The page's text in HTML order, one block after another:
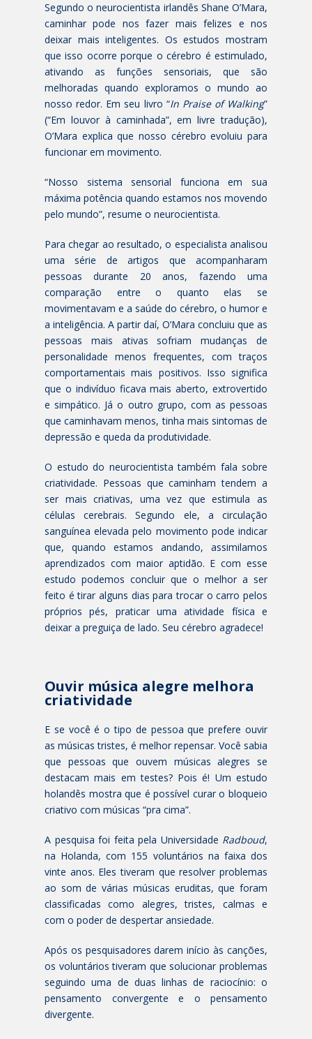
Segundo o neurocientista irlandês Shane O’Mara,
caminhar pode nos fazer mais felizes e nos
deixar mais inteligentes. Os estudos mostram
que isso ocorre porque o cérebro é estimulado,
ativando as funções sensoriais, que são
melhoradas quando exploramos o mundo ao
nosso redor. Em seu livro “In Praise of Walking”
(“Em louvor à caminhada”, em livre tradução),
O’Mara explica que nosso cérebro evoluiu para
funcionar em movimento.
“Nosso sistema sensorial funciona em sua
máxima potência quando estamos nos movendo
pelo mundo”, resume o neurocientista.
Para chegar ao resultado, o especialista analisou
uma série de artigos que acompanharam
pessoas durante 20 anos, fazendo uma
comparação entre o quanto elas se
movimentavam e a saúde do cérebro, o humor e
a inteligência. A partir daí, O’Mara concluiu que as
pessoas mais ativas sofriam mudanças de
personalidade menos frequentes, com traços
comportamentais mais positivos. Isso significa
que o indivíduo ficava mais aberto, extrovertido
e simpático. Já o outro grupo, com as pessoas
que caminhavam menos, tinha mais sintomas de
depressão e queda da produtividade.
O estudo do neurocientista também fala sobre
criatividade. Pessoas que caminham tendem a
ser mais criativas, uma vez que estimula as
células cerebrais. Segundo ele, a circulação
sanguínea elevada pelo movimento pode indicar
que, quando estamos andando, assimilamos
aprendizados com maior aptidão. E com esse
estudo podemos concluir que o melhor a ser
feito é tirar alguns dias para trocar o carro pelos
próprios pés, praticar uma atividade física e
deixar a preguiça de lado. Seu cérebro agradece!
Ouvir música alegre melhora
criatividade
E se você é o tipo de pessoa que prefere ouvir
as músicas tristes, é melhor repensar. Você sabia
que pessoas que ouvem músicas alegres se
destacam mais em testes? Pois é! Um estudo
holandês mostra que é possível curar o bloqueio
criativo com músicas “pra cima”.
A pesquisa foi feita pela Universidade Radboud,
na Holanda, com 155 voluntários na faixa dos
vinte anos. Eles tiveram que resolver problemas
ao som de várias músicas eruditas, que foram
classificadas como alegres, tristes, calmas e
com o poder de despertar ansiedade.
Após os pesquisadores darem início às canções,
os voluntários tiveram que solucionar problemas
seguindo uma de duas linhas de raciocínio: o
pensamento convergente e o pensamento
divergente.